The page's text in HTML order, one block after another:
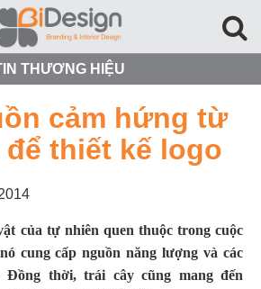
THƯƠNG HIỆU
cảm hứng từ
thiết kế logo
của tự nhiên quen thuộc trong cuộc
cung cấp nguồn năng lượng và các
Đồng thời, trái cây cũng mang đến